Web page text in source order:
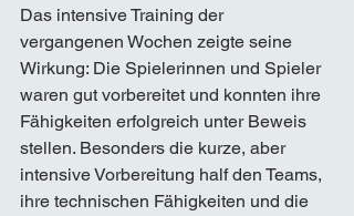
Das intensive Training der
vergangenen Wochen zeigte seine
Wirkung: Die Spielerinnen und Spieler
waren gut vorbereitet und konnten ihre
Fähigkeiten erfolgreich unter Beweis
stellen. Besonders die kurze, aber
intensive Vorbereitung half den Teams,
ihre technischen Fähigkeiten und die